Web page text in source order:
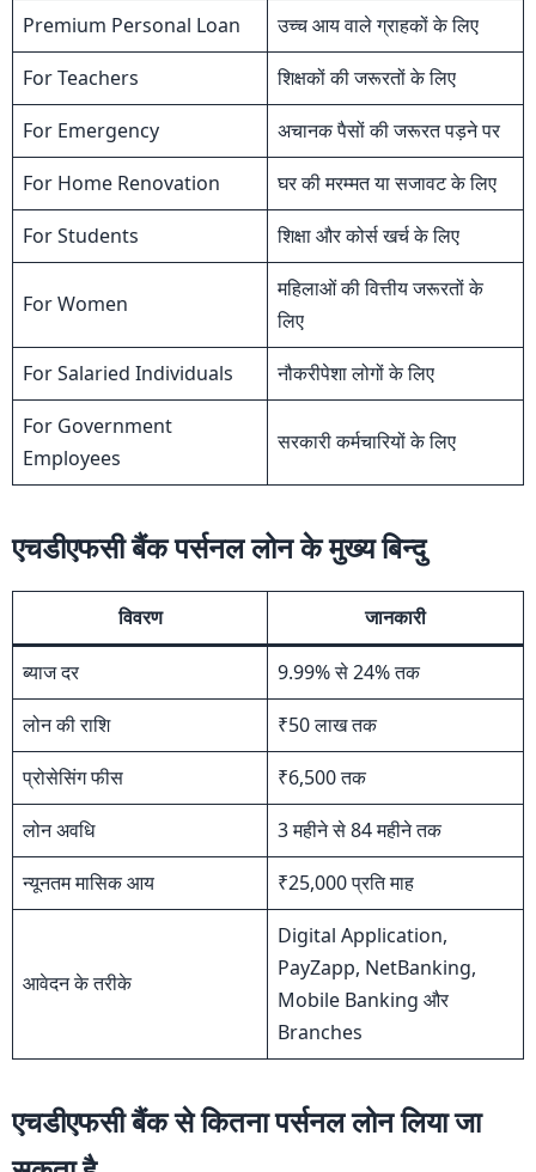
Premium Personal Loan
उच्च आय वाले ग्राहकों के लिए
For Teachers
शिक्षकों की जरूरतों के लिए
For Emergency
अचानक पैसों की जरूरत पड़ने पर
For Home Renovation
घर की मरम्मत या सजावट के लिए
For Students
शिक्षा और कोर्स खर्च के लिए
For Women
महिलाओं की वित्तीय जरूरतों के
लिए
For Salaried Individuals
नौकरीपेशा लोगों के लिए
For Government
Employees
सरकारी कर्मचारियों के लिए
एचडीएफसी बैंक पर्सनल लोन के मुख्य बिन्दु
विवरण जानकारी
ब्याज दर
9.99% से 24% तक
लोन की राशि
₹50 लाख तक
प्रोसेसिंग फीस
₹6,500 तक
लोन अवधि
3 महीने से 84 महीने तक
न्यूनतम मासिक आय
₹25,000 प्रति माह
आवेदन के तरीके
Digital Application,
PayZapp, NetBanking,
Mobile Banking और
Branches
एचडीएफसी बैंक से कितना पर्सनल लोन लिया जा